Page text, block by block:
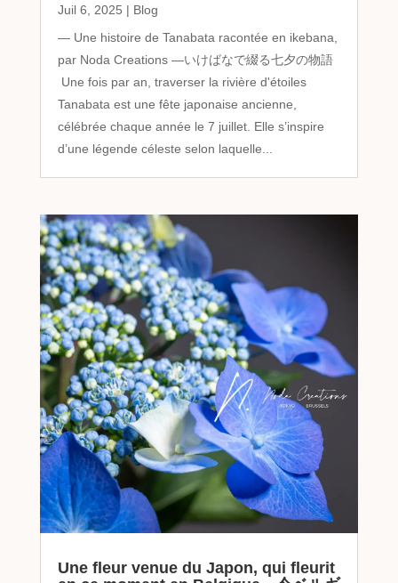
Juil 6, 2025 | Blog
— Une histoire de Tanabata racontée en ikebana,
par Noda Creations —いけばなで綴る七夕の物語
Une fois par an, traverser la rivière d'étoiles
Tanabata est une fête japonaise ancienne,
célébrée chaque année le 7 juillet. Elle s’inspire
d’une légende céleste selon laquelle...
Une fleur venue du Japon, qui fleurit